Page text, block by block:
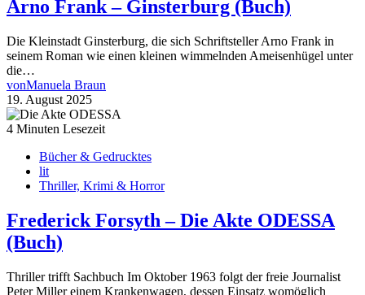
Arno Frank – Ginsterburg (Buch)
Die Kleinstadt Ginsterburg, die sich Schriftsteller Arno Frank in
seinem Roman wie einen kleinen wimmelnden Ameisenhügel unter
die…
vonManuela Braun
19. August 2025
4 Minuten Lesezeit
Bücher & Gedrucktes
lit
Thriller, Krimi & Horror
Frederick Forsyth – Die Akte ODESSA
(Buch)
Thriller trifft Sachbuch Im Oktober 1963 folgt der freie Journalist
Peter Miller einem Krankenwagen, dessen Einsatz womöglich